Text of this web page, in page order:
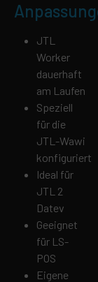
JTL
Worker
dauerhaft
am Laufen
Speziell
für die
JTL-Wawi
konfiguriert
Ideal für
JTL 2
Datev
Geeignet
für LS-
POS
Eigene